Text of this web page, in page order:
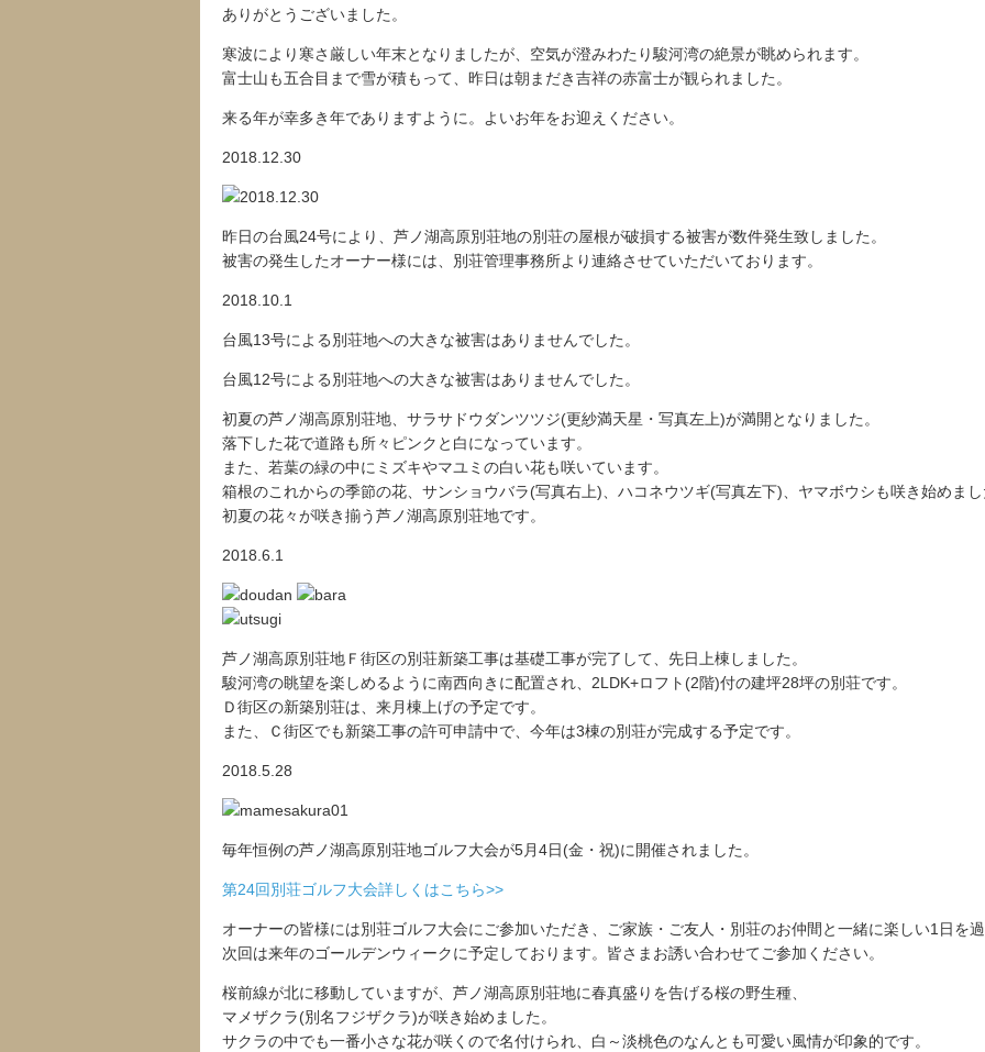
ありがとうございました。
寒波により寒さ厳しい年末となりましたが、空気が澄みわたり駿河湾の絶景が眺められます。
富士山も五合目まで雪が積もって、昨日は朝まだき吉祥の赤富士が観られました。
来る年が幸多き年でありますように。よいお年をお迎えください。
2018.12.30
昨日の台風24号により、芦ノ湖高原別荘地の別荘の屋根が破損する被害が数件発生致しました。
被害の発生したオーナー様には、別荘管理事務所より連絡させていただいております。
2018.10.1
台風13号による別荘地への大きな被害はありませんでした。
台風12号による別荘地への大きな被害はありませんでした。
初夏の芦ノ湖高原別荘地、サラサドウダンツツジ(更紗満天星・写真左上)が満開となりました。
落下した花で道路も所々ピンクと白になっています。
また、若葉の緑の中にミズキやマユミの白い花も咲いています。
箱根のこれからの季節の花、サンショウバラ(写真右上)、ハコネウツギ(写真左下)、ヤマボウシも咲き始めま
初夏の花々が咲き揃う芦ノ湖高原別荘地です。
2018.6.1
芦ノ湖高原別荘地Ｆ街区の別荘新築工事は基礎工事が完了して、先日上棟しました。
駿河湾の眺望を楽しめるように南西向きに配置され、2LDK+ロフト(2階)付の建坪28坪の別荘です。
Ｄ街区の新築別荘は、来月棟上げの予定です。
また、Ｃ街区でも新築工事の許可申請中で、今年は3棟の別荘が完成する予定です。
2018.5.28
毎年恒例の芦ノ湖高原別荘地ゴルフ大会が5月4日(金・祝)に開催されました。
第24回別荘ゴルフ大会詳しくはこちら>>
オーナーの皆様には別荘ゴルフ大会にご参加いただき、ご家族・ご友人・別荘のお仲間と一緒に楽しい1日を
次回は来年のゴールデンウィークに予定しております。皆さまお誘い合わせてご参加ください。
桜前線が北に移動していますが、芦ノ湖高原別荘地に春真盛りを告げる桜の野生種、
マメザクラ(別名フジザクラ)が咲き始めました。
サクラの中でも一番小さな花が咲くので名付けられ、白～淡桃色のなんとも可愛い風情が印象的です。